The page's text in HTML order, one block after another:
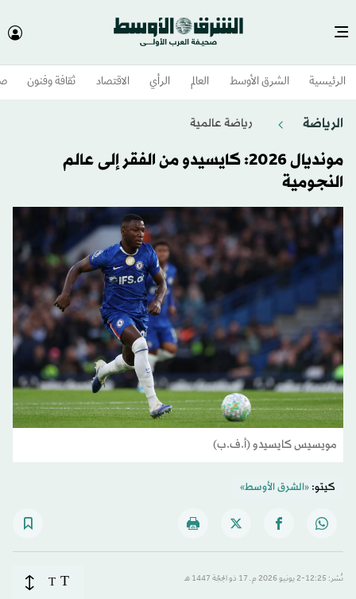
الرئيسية الشرق الأوسط​ العالم الرأي الاقتصاد ثقافة وفنون
الرياضة رياضة عالمية
مونديال 2026: كايسيدو من الفقر إلى عالم
النجومية
مويسيس كايسيدو (أ.ف.ب)
كيتو:«الشرق الأوسط»
نُشر: 12:25-2 يونيو 2026 م ـ 17 ذو الحِجّة 1447 هـ T
T